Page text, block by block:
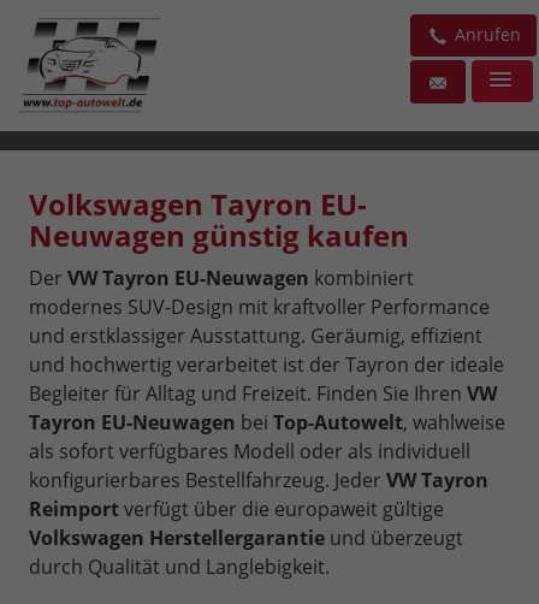
Anrufen
Volkswagen Tayron EU-
Neuwagen günstig kaufen
Der VW Tayron EU-Neuwagen kombiniert
modernes SUV-Design mit kraftvoller Performance
und erstklassiger Ausstattung. Geräumig, effizient
und hochwertig verarbeitet ist der Tayron der ideale
Begleiter für Alltag und Freizeit. Finden Sie Ihren VW
Tayron EU-Neuwagen bei Top-Autowelt, wahlweise
als sofort verfügbares Modell oder als individuell
konfigurierbares Bestellfahrzeug. Jeder VW Tayron
Reimportverfügt über die europaweit gültige
Volkswagen Herstellergarantie und überzeugt
durch Qualität und Langlebigkeit.